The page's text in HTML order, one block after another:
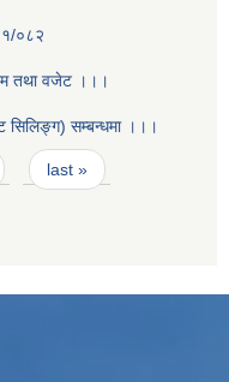
०८२
तथा वजेट ।।।
सिलिङ्ग) सम्बन्धमा ।।।
last »